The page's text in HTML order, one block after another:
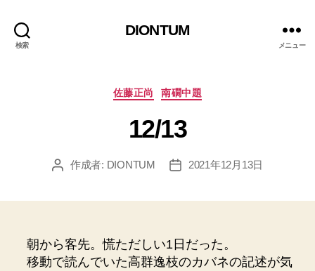
検索
DIONTUM
メニュー
カ
ゴ
リ
佐藤正尚 南礀中題
12/13
投 作成者: DIONTUM
投
2021年12月13日
朝から客先。慌ただしい1日だった。
移動で読んでいた高群逸枝のカバネの記述が気